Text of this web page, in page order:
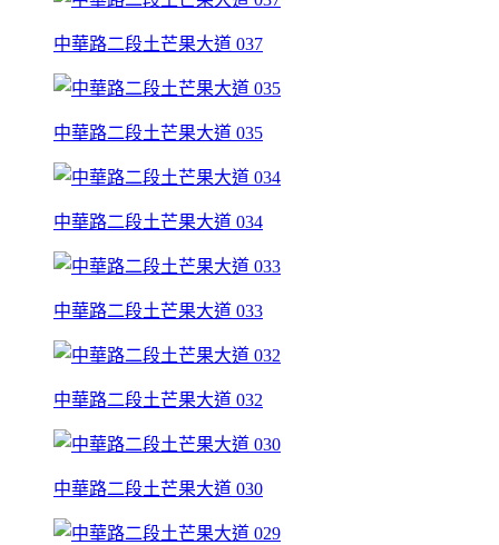
中華路二段土芒果大道 037
中華路二段土芒果大道 035
中華路二段土芒果大道 034
中華路二段土芒果大道 033
中華路二段土芒果大道 032
中華路二段土芒果大道 030